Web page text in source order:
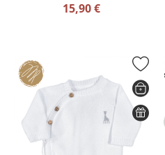
15,90 €